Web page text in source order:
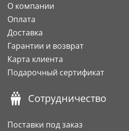
О компании
Оплата
Доставка
Гарантии и возврат
Карта клиента
Подарочный сертификат
Сотрудничество
Поставки под заказ